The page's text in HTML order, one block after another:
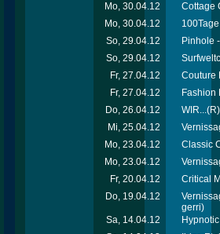
Mo, 30.04.12
Cottage
Mo, 30.04.12
So, 29.04.12
Pinhole
So, 29.04.12
Fr, 27.04.12
Couture
Fr, 27.04.12
Fashion
Do, 26.04.12
Mi, 25.04.12
Mo, 23.04.12
Classic
Mo, 23.04.12
Fr, 20.04.12
Critical
Do, 19.04.12
gerri)
Sa, 14.04.12